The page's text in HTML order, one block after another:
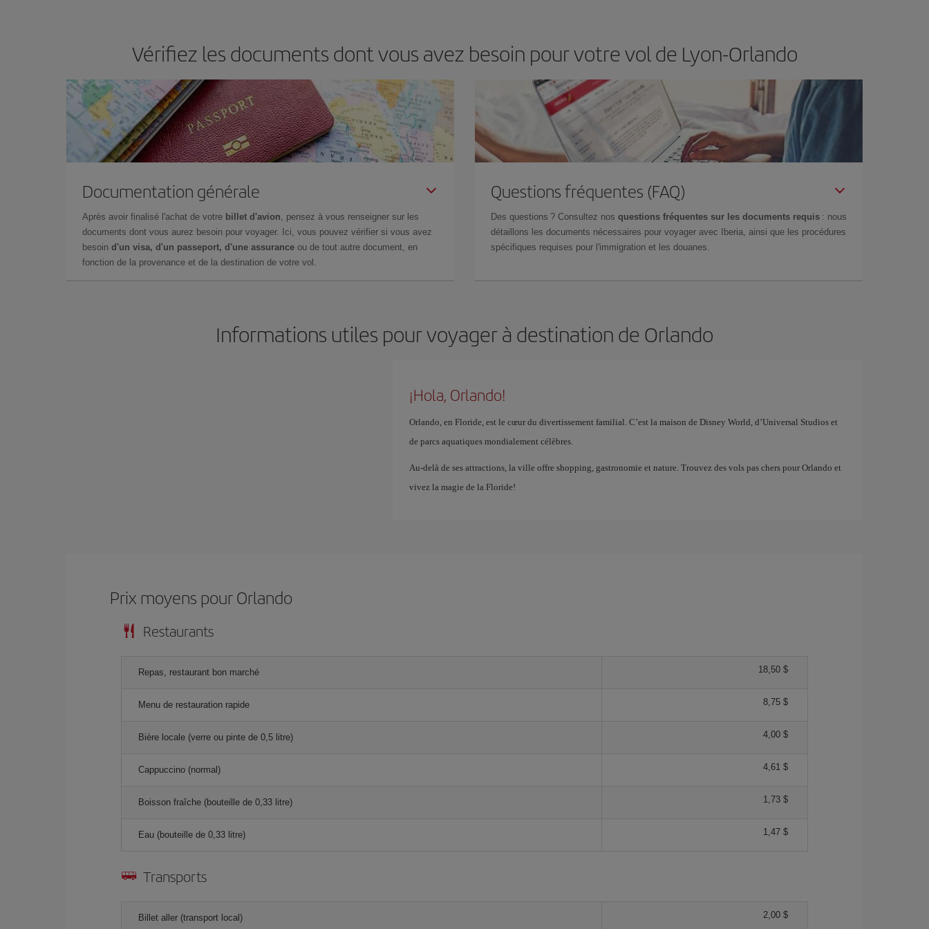
Vérifiez les documents dont vous avez besoin pour votre vol de Lyon-Orlando
Documentation générale
Après avoir finalisé l'achat de votre billet d'avion, pensez à vous renseigner sur les
documents dont vous aurez besoin pour voyager. Ici, vous pouvez vérifier si vous avez
besoin d'un visa, d'un passeport, d'une assurance ou de tout autre document, en
fonction de la provenance et de la destination de votre vol.
Questions fréquentes (FAQ)
Des questions ? Consultez nos questions fréquentes sur les documents requis : nous
détaillons les documents nécessaires pour voyager avec Iberia, ainsi que les procédures
spécifiques requises pour l'immigration et les douanes.
Informations utiles pour voyager à destination de Orlando
¡Hola, Orlando!
Orlando, en Floride, est le cœur du divertissement familial. C’est la maison de Disney World, d’Universal Studios et
de parcs aquatiques mondialement célèbres.
Au-delà de ses attractions, la ville offre shopping, gastronomie et nature. Trouvez des vols pas chers pour Orlando et
vivez la magie de la Floride!
Prix ​​moyens pour Orlando
Restaurants
Repas, restaurant bon marché 18,50 $
Menu de restauration rapide 8,75 $
Bière locale (verre ou pinte de 0,5 litre) 4,00 $
Cappuccino (normal) 4,61 $
Boisson fraîche (bouteille de 0,33 litre) 1,73 $
Eau (bouteille de 0,33 litre) 1,47 $
Transports
Billet aller (transport local) 2,00 $